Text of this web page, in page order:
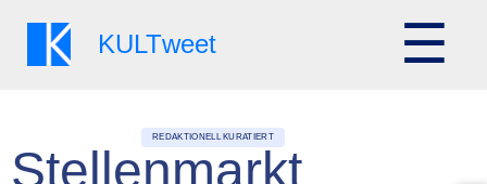
KULTweet ☰
REDAKTIONELL KURATIERT
Stellenmarkt